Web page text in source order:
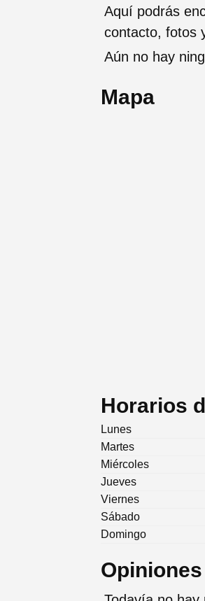
Aquí podrás
contacto, fotos
Aún no hay
Mapa
Horarios
Lunes
Martes
Miércoles
Jueves
Viernes
Sábado
Domingo